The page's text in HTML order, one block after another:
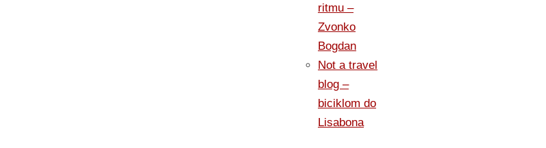
ritmu –
Zvonko
Bogdan
Not a travel
blog –
biciklom do
Lisabona